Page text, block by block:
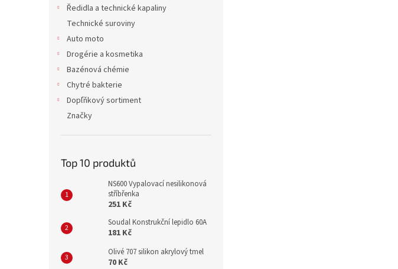
Ředidla a technické kapaliny
Technické suroviny
Auto moto
Drogérie a kosmetika
Bazénová chémie
Chytré bakterie
Dopľňkový sortiment
Značky
Top 10 produktů
NS600 Vypalovací nesilikonová
stříbřenka
251 Kč
Soudal Konstrukční lepidlo 60A
181 Kč
Olivé 707 silikon akrylový tmel
70 Kč